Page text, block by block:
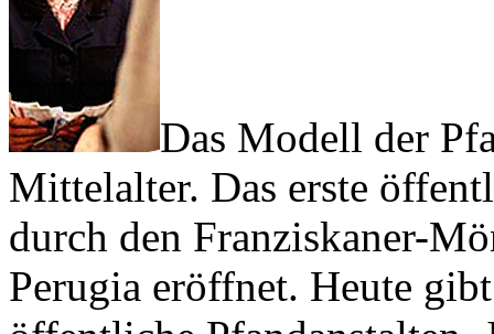
Das Modell der
Mittelalter. Das erste
durch den Franziskaner-
Perugia eröffnet. Heute